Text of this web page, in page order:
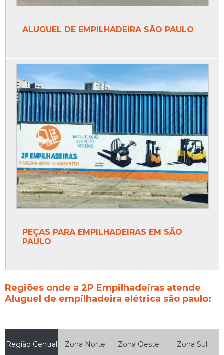
ALUGUEL DE EMPILHADEIRA SÃO PAULO
PEÇAS PARA EMPILHADEIRAS EM SÃO
PAULO
Regiões onde a 2P Empilhadeiras atende
Aluguel de empilhadeira elétrica são paulo:
Região Central Zona Norte Zona Oeste Zona Sul